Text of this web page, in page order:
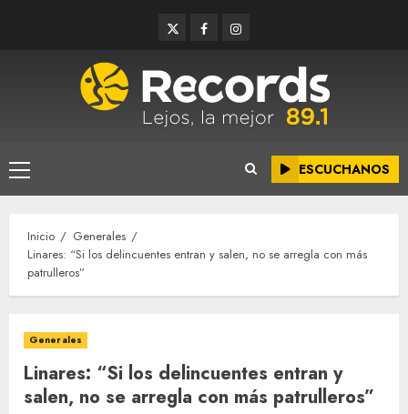
TwitterFacebookInstagram
Menú
principal
ESCUCHANOS
Inicio
Generales
Linares: “Si los delincuentes entran y salen, no se arregla con más
patrulleros”
Generales
Linares: “Si los delincuentes entran y
salen, no se arregla con más patrulleros”